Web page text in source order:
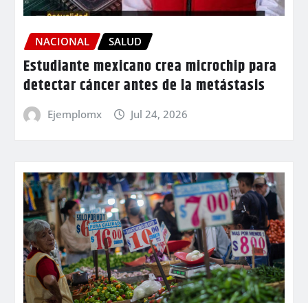
NACIONAL SALUD
Estudiante mexicano crea microchip para
detectar cáncer antes de la metástasis
Ejemplomx Jul 24, 2026